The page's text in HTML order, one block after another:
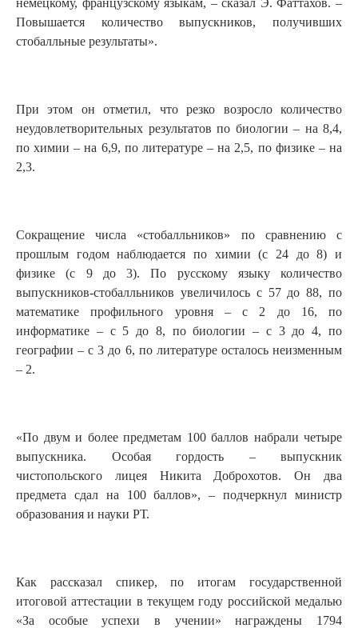
Повышается количество выпускников, получивших
стобалльные результаты».
При этом он отметил, что резко возросло количество
неудовлетворительных результатов по биологии – на 8,4,
по химии – на 6,9, по литературе – на 2,5, по физике – на
2,3.
Сокращение числа «стобалльников» по сравнению с
прошлым годом наблюдается по химии (с 24 до 8) и
физике (с 9 до 3). По русскому языку количество
выпускников-стобалльников увеличилось с 57 до 88, по
математике профильного уровня – с 2 до 16, по
информатике – с 5 до 8, по биологии – с 3 до 4, по
географии – с 3 до 6, по литературе осталось неизменным
– 2.
«По двум и более предметам 100 баллов набрали четыре
выпускника. Особая гордость – выпускник
чистопольского лицея Никита Доброхотов. Он два
предмета сдал на 100 баллов», – подчеркнул министр
образования и науки РТ.
Как рассказал спикер, по итогам государственной
итоговой аттестации в текущем году российской медалью
«За особые успехи в учении» награждены 1794